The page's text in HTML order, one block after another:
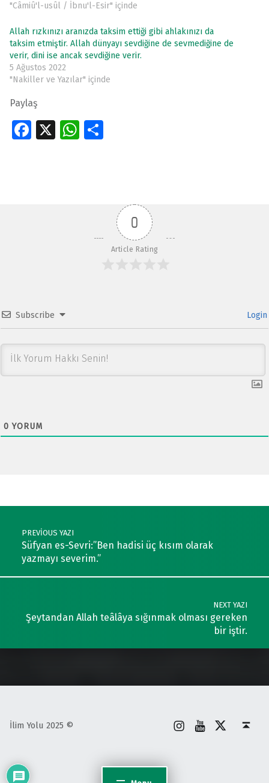
"Câmiû'l-usûl / İbnu'l-Esir" içinde
Allah rızkınızı aranızda taksim ettiği gibi ahlakınızı da
taksim etmiştir. Allah dünyayı sevdiğine de sevmediğine de
verir, dini ise ancak sevdiğine verir.
5 Ağustos 2022
"Nakiller ve Yazılar" içinde
Paylaş
Fa X
W
0
Article Rating
Subscribe Login
0 YORUM
Post navigation
PREVIOUS YAZI
Süfyan es-Sevri:”Ben hadisi üç kısım olarak
yazmayı severim.”
NEXT YAZI
Şeytandan Allah teâlâya sığınmak olması gereken
bir iştir.
İlim Yolu 2025 ©